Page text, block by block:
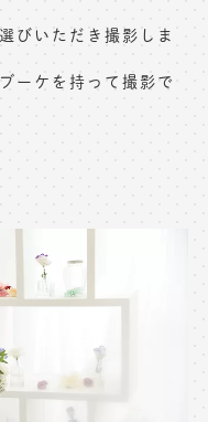
17:00
日
ンする
びいただき撮影しま
ーケを持って撮影で